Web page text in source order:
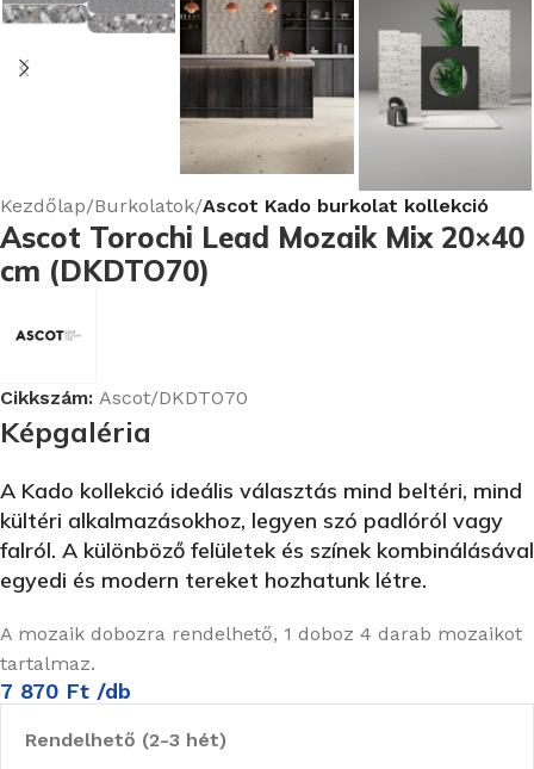
Kezdőlap Burkolatok Ascot Kado burkolat kollekció
Ascot Torochi Lead Mozaik Mix 20×40
cm (DKDTO70)
Cikkszám: Ascot/DKDTO70
Képgaléria
A Kado kollekció ideális választás mind beltéri, mind
kültéri alkalmazásokhoz, legyen szó padlóról vagy
falról. A különböző felületek és színek kombinálásával
egyedi és modern tereket hozhatunk létre.
A mozaik dobozra rendelhető, 1 doboz 4 darab mozaikot
tartalmaz.
7 870 Ft /db
Rendelhető (2-3 hét)